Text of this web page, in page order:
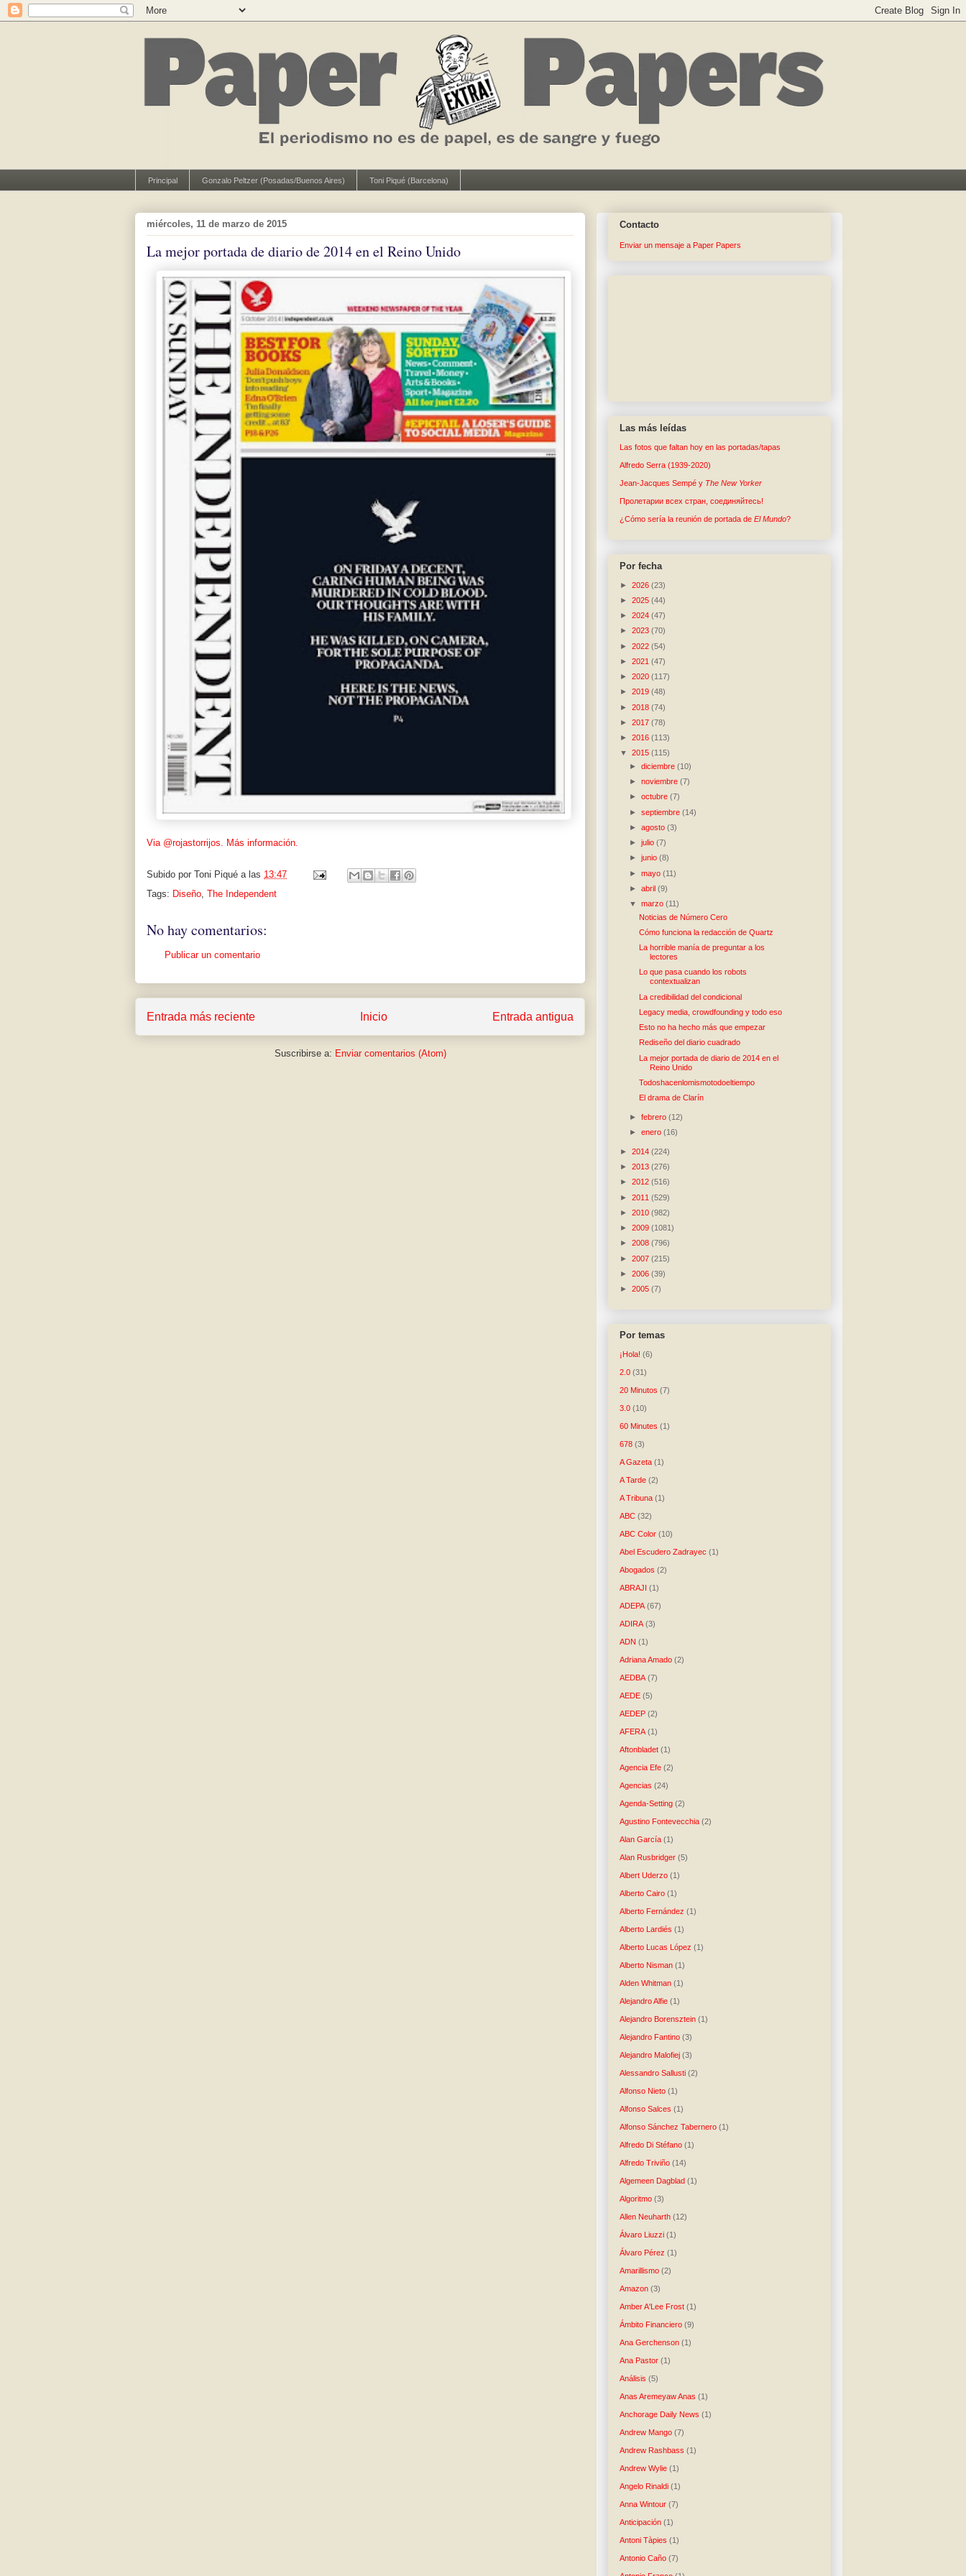
Principal Gonzalo Peltzer (Posadas/Buenos Aires) Toni Piqué (Barcelona)
miércoles, 11 de marzo de 2015
La mejor portada de diario de 2014 en el Reino Unido
Via @rojastorrijos. Más información.
Subido por Toni Piqué a las 13:47
Tags: Diseño The Independent
No hay comentarios:
Publicar un comentario
Entrada más reciente Entrada antigua
Inicio
Suscribirse a: Enviar comentarios (Atom)
Contacto
Enviar un mensaje a Paper Papers
Las más leídas
Las fotos que faltan hoy en las portadas/tapas
Alfredo Serra (1939-2020)
Jean-Jacques Sempé y The New Yorker
Пролетарии всех стран, соединяйтесь!
¿Cómo sería la reunión de portada de El Mundo?
Por fecha
► 2026 (23)
► 2025 (44)
► 2024 (47)
► 2023 (70)
► 2022 (54)
► 2021 (47)
► 2020 (117)
► 2019 (48)
► 2018 (74)
► 2017 (78)
► 2016 (113)
▼ 2015 (115)
►diciembre(10)
►noviembre(7)
►octubre(7)
►septiembre(14)
►agosto(3)
►julio(7)
►junio(8)
►mayo(11)
►abril(9)
▼marzo(11)
Noticias de Número Cero
Cómo funciona la redacción de Quartz
La horrible manía de preguntar a los
lectores
Lo que pasa cuando los robots
contextualizan
La credibilidad del condicional
Legacy media, crowdfounding y todo eso
Esto no ha hecho más que empezar
Rediseño del diario cuadrado
La mejor portada de diario de 2014 en el
Reino Unido
Todoshacenlomismotodoeltiempo
El drama de Clarín
►febrero(12)
►enero(16)
► 2014 (224)
► 2013 (276)
► 2012 (516)
► 2011 (529)
► 2010 (982)
► 2009 (1081)
► 2008 (796)
► 2007 (215)
► 2006 (39)
► 2005 (7)
Por temas
¡Hola! (6)
2.0 (31)
20 Minutos (7)
3.0 (10)
60 Minutes (1)
678 (3)
A Gazeta (1)
A Tarde (2)
A Tribuna (1)
ABC (32)
ABC Color (10)
Abel Escudero Zadrayec (1)
Abogados (2)
ABRAJI (1)
ADEPA (67)
ADIRA (3)
ADN (1)
Adriana Amado (2)
AEDBA (7)
AEDE (5)
AEDEP (2)
AFERA (1)
Aftonbladet (1)
Agencia Efe (2)
Agencias (24)
Agenda-Setting (2)
Agustino Fontevecchia (2)
Alan García (1)
Alan Rusbridger (5)
Albert Uderzo (1)
Alberto Cairo (1)
Alberto Fernández (1)
Alberto Lardiés (1)
Alberto Lucas López (1)
Alberto Nisman (1)
Alden Whitman (1)
Alejandro Alfie (1)
Alejandro Borensztein (1)
Alejandro Fantino (3)
Alejandro Malofiej (3)
Alessandro Sallusti (2)
Alfonso Nieto (1)
Alfonso Salces (1)
Alfonso Sánchez Tabernero (1)
Alfredo Di Stéfano (1)
Alfredo Triviño (14)
Algemeen Dagblad (1)
Algoritmo (3)
Allen Neuharth (12)
Álvaro Liuzzi (1)
Álvaro Pérez (1)
Amarillismo (2)
Amazon (3)
Amber A'Lee Frost (1)
Ámbito Financiero (9)
Ana Gerchenson (1)
Ana Pastor (1)
Análisis (5)
Anas Aremeyaw Anas (1)
Anchorage Daily News (1)
Andrew Mango (7)
Andrew Rashbass (1)
Andrew Wylie (1)
Angelo Rinaldi (1)
Anna Wintour (7)
Anticipación (1)
Antoni Tàpies (1)
Antonio Caño (7)